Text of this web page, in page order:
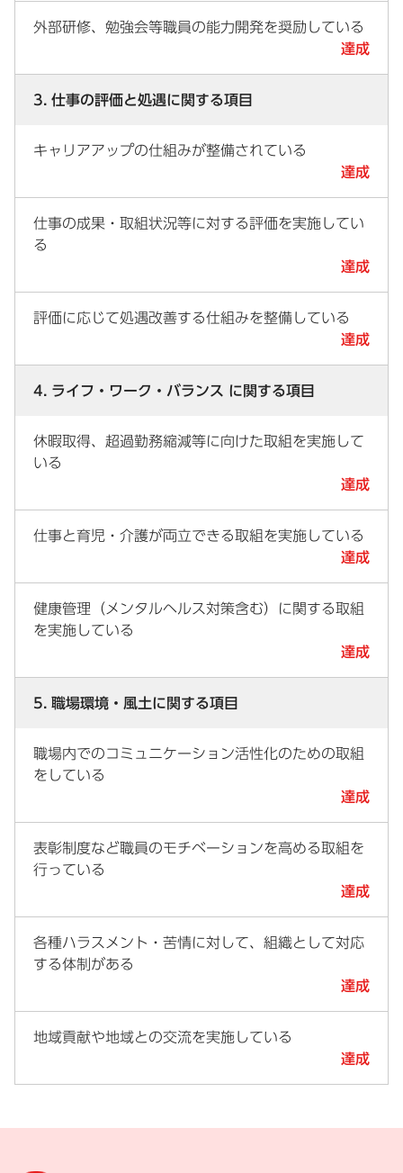
外部研修、勉強会等職員の能力開発を奨励している
達成
3. 仕事の評価と処遇に関する項目
キャリアアップの仕組みが整備されている
達成
仕事の成果・取組状況等に対する評価を実施してい
る
達成
評価に応じて処遇改善する仕組みを整備している
達成
4. ライフ・ワーク・バランス に関する項目
休暇取得、超過勤務縮減等に向けた取組を実施して
いる
達成
仕事と育児・介護が両立できる取組を実施している
達成
健康管理（メンタルヘルス対策含む）に関する取組
を実施している
達成
5. 職場環境・風土に関する項目
職場内でのコミュニケーション活性化のための取組
をしている
達成
表彰制度など職員のモチベーションを高める取組を
行っている
達成
各種ハラスメント・苦情に対して、組織として対応
する体制がある
達成
地域貢献や地域との交流を実施している
達成